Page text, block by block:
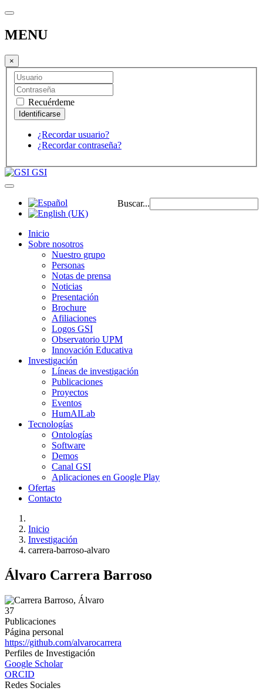
MENU
×
Recuérdeme
¿Recordar usuario?
¿Recordar contraseña?
GSI
Buscar...
Inicio
Sobre nosotros
Nuestro grupo
Personas
Notas de prensa
Noticias
Presentación
Brochure
Afiliaciones
Logos GSI
Observatorio UPM
Innovación Educativa
Investigación
Líneas de investigación
Publicaciones
Proyectos
Eventos
HumAILab
Tecnologías
Ontologías
Software
Demos
Canal GSI
Aplicaciones en Google Play
Ofertas
Contacto
Inicio
Investigación
carrera-barroso-alvaro
Álvaro Carrera Barroso
37
Publicaciones
Página personal
https://github.com/alvarocarrera
Perfiles de Investigación
Google Scholar
ORCID
Redes Sociales